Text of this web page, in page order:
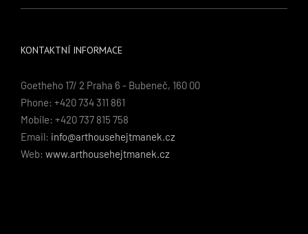
KONTAKTNÍ INFORMACE
Goetheho 17/ 2 Praha 6 - Bubeneč, 160 00
Phone: +420 734 311 861
Mobile: +420 737 815 758
Email: info@arthousehejtmanek.cz
Web: www.arthousehejtmanek.cz